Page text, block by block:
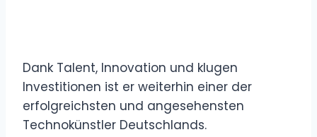
Dank Talent, Innovation und klugen
Investitionen ist er weiterhin einer der
erfolgreichsten und angesehensten
Technokünstler Deutschlands.